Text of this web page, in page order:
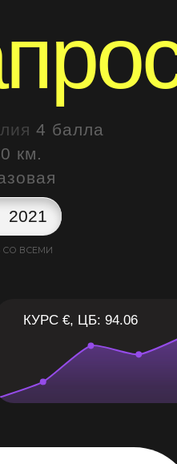
4 балла
км.
2021
ВСЕМИ
КУРС €, ЦБ: 94.06